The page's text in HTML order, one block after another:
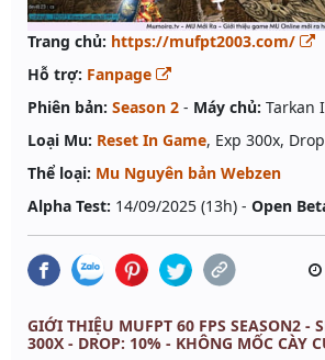
Trang chủ: https://mufpt2003.com/
Hỗ trợ: Fanpage
Phiên bản: Season 2 - Máy chủ: Tarkan
Loại Mu: Reset In Game, Exp 300x,
Thể loại: Mu Nguyên bản Webzen
Alpha Test: 14/09/2025 (13h) - Open
GIỚI THIỆU MUFPT 60 FPS SEASON2 -
300X - DROP: 10% - KHÔNG MỐC CÀY